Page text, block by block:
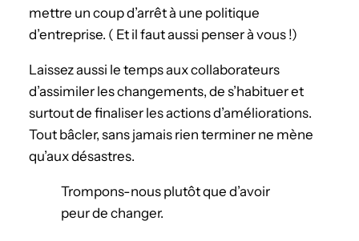
mettre un coup d’arrêt à une politique
d’entreprise. ( Et il faut aussi penser à vous !)
Laissez aussi le temps aux collaborateurs
d’assimiler les changements, de s’habituer et
surtout de finaliser les actions d’améliorations.
Tout bâcler, sans jamais rien terminer ne mène
qu’aux désastres.
Trompons-nous plutôt que d’avoir
peur de changer.